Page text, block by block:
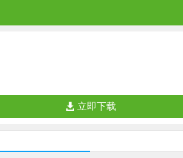
立即下载